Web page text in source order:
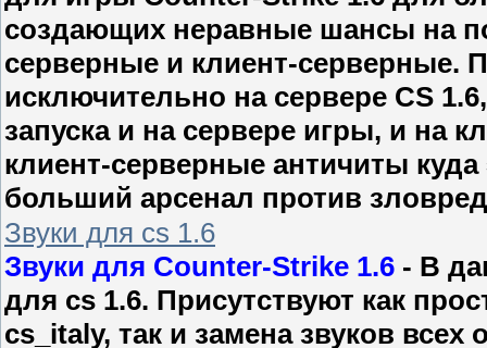
создающих неравные шансы на
серверные и клиент-серверные.
исключительно на сервере CS
запуска и на сервере игры, и на
клиент-серверные античиты
больший арсенал против
Звуки для cs 1.6
Звуки для Counter-Strike 1.6 - В
для cs 1.6. Присутствуют как
cs_italy, так и замена звуков